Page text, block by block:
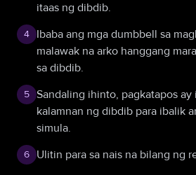
itaas ng dibdib.
4
Ibaba ang mga dumbbell sa
malawak na arko hanggang
sa dibdib.
5 Sandaling ihinto, pagkatapos
kalamnan ng dibdib para ibalik
simula.
6 Ulitin para sa nais na bilang ng